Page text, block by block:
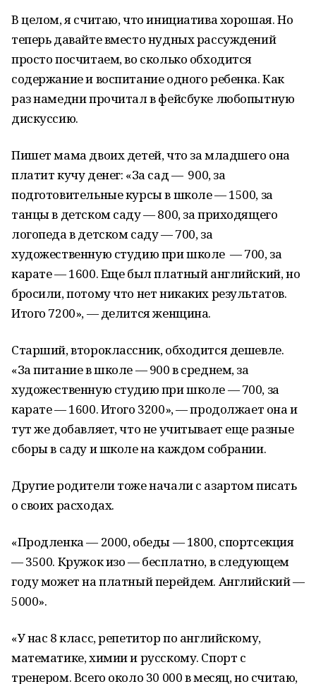
В целом, я считаю, что инициатива хорошая. Но
теперь давайте вместо нудных рассуждений
просто посчитаем, во сколько обходится
содержание и воспитание одного ребенка. Как
раз намедни прочитал в фейсбуке любопытную
дискуссию.
Пишет мама двоих детей, что за младшего она
платит кучу денег: «За сад—900, за
подготовительные курсы в школе—1500, за
танцы в детском саду—800, за приходящего
логопеда в детском саду—700, за
художественную студию при школе—700, за
карате—1600. Еще был платный английский, но
бросили, потому что нет никаких результатов.
Итого 7200»,—делится женщина.
Старший, второклассник, обходится дешевле.
«За питание в школе—900 в среднем, за
художественную студию при школе—700, за
карате—1600. Итого 3200»,—продолжает она и
тут же добавляет, что не учитывает еще разные
сборы в саду и школе на каждом собрании.
Другие родители тоже начали с азартом писать
о своих расходах.
«Продленка — 2000, обеды — 1800, спортсекция
— 3500. Кружок изо — бесплатно, в следующем
году может на платный перейдем. Английский —
5000».
«У нас 8 класс, репетитор по английскому,
математике, химии и русскому. Спорт с
тренером. Всего около 30 000 в месяц, но считаю,